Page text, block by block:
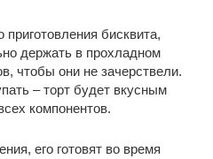
бисквита,
держать в прохладном
чтобы они не зачерствели.
– торт будет вкусным
компонентов.
его готовят во время